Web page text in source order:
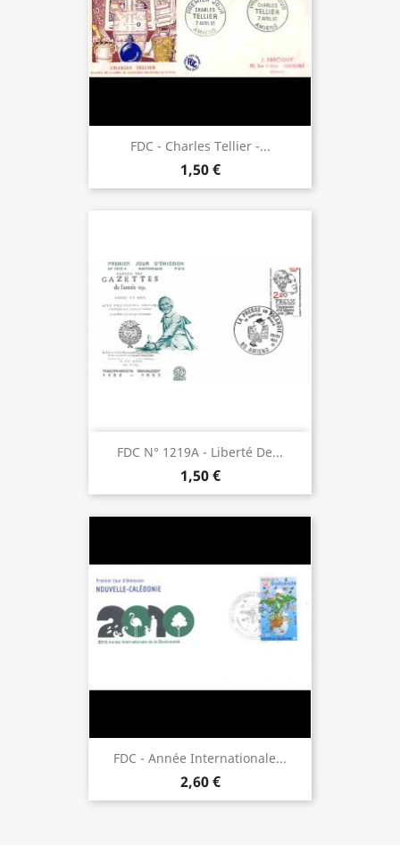
FDC - Charles Tellier -...
1,50 €
FDC N° 1219A - Liberté De...
1,50 €
FDC - Année Internationale...
2,60 €